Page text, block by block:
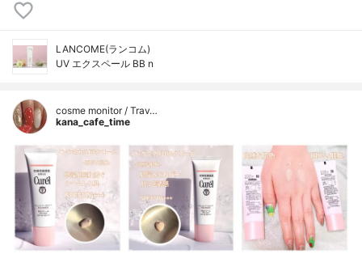
LANCOME(ランコム)
UV エクスペール BB n
cosme monitor / Trav…
kana_cafe_time